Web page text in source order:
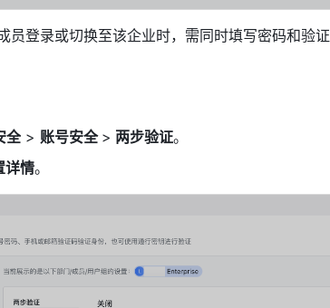
员登录或切换至该企业时，需同时填写密码和验
全 > 账号安全 > 两步验证。
详情。